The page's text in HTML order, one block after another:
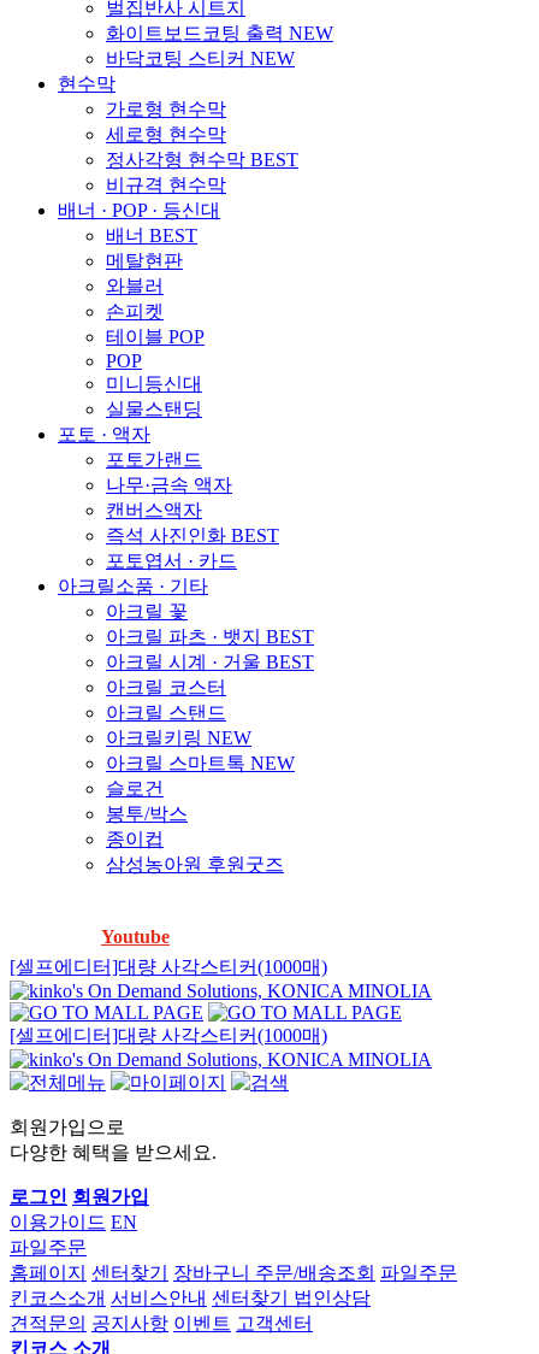
벌집반사 시트지
화이트보드코팅 출력 NEW
바닥코팅 스티커 NEW
현수막
가로형 현수막
세로형 현수막
정사각형 현수막 BEST
비규격 현수막
배너 · POP · 등신대
배너 BEST
메탈현판
와블러
손피켓
테이블 POP
POP
미니등신대
실물스탠딩
포토 · 액자
포토가랜드
나무·금속 액자
캔버스액자
즉석 사진인화 BEST
포토엽서 · 카드
아크릴소품 · 기타
아크릴 꽃
아크릴 파츠 · 뱃지 BEST
아크릴 시계 · 거울 BEST
아크릴 코스터
아크릴 스탠드
아크릴키링 NEW
아크릴 스마트톡 NEW
슬로건
봉투/박스
종이컵
삼성농아원 후원굿즈
Youtube
[셀프에디터]대량 사각스티커(1000매)
[셀프에디터]대량 사각스티커(1000매)
회원가입으로
다양한 혜택을 받으세요.
로그인 회원가입
이용가이드 EN
파일주문
홈페이지 센터찾기 장바구니 주문/배송조회 파일주문
킨코스소개 서비스안내 센터찾기 법인상담
견적문의 공지사항 이벤트 고객센터
킨코스 소개